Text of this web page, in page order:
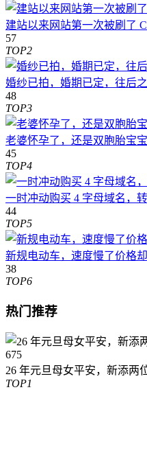
建站以来网站第一次被刷了
57
TOP2
婚纱已拍，婚期已定，往后
48
TOP3
老婆怀孕了，还是双胞胎宝宝
45
TOP4
一时冲动购买 4 字母域名，
44
TOP5
新规电动车，速度慢了价格
38
TOP6
热门推荐
675
26 年元旦母女平安，新添两
TOP1